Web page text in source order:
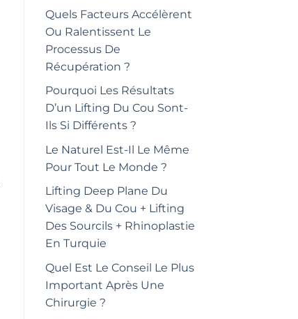
Quels Facteurs Accélèrent
Ou Ralentissent Le
Processus De
Récupération ?
Pourquoi Les Résultats
D’un Lifting Du Cou Sont-
Ils Si Différents ?
Le Naturel Est-Il Le Même
Pour Tout Le Monde ?
Lifting Deep Plane Du
Visage & Du Cou + Lifting
Des Sourcils + Rhinoplastie
En Turquie
Quel Est Le Conseil Le Plus
Important Après Une
Chirurgie ?